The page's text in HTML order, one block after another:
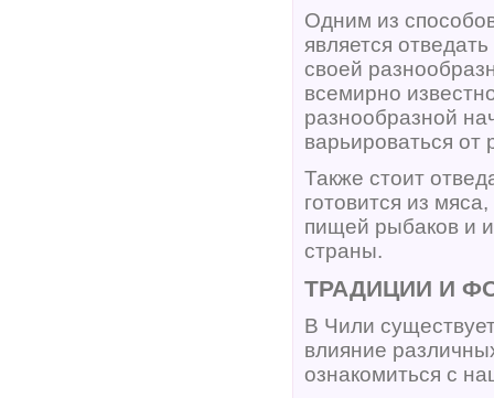
Одним из
является
своей
всемирно
разнообразной
варьироваться от
Также стоит
готовится из
пищей рыбаков и
страны.
ТРАДИЦИИ И
В Чили
влияние
ознакомиться с